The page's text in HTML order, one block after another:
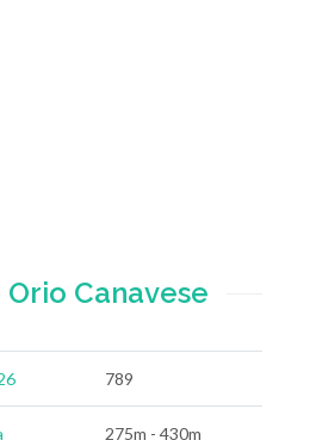
Orio Canavese
789
275m - 430m